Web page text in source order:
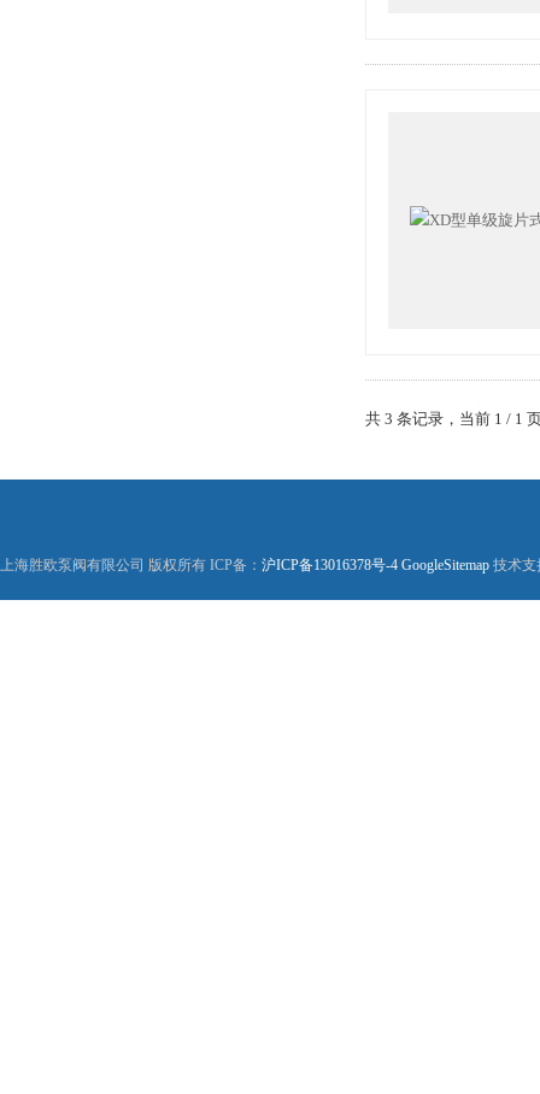
共 3 条记录，当前 1 / 1
上海胜欧泵阀有限公司 版权所有 ICP备： 沪ICP备13016378号-4 GoogleSitemap 技术支